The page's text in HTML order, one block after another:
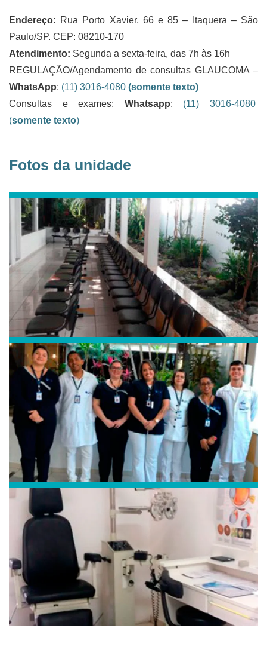
Endereço: Rua Porto Xavier, 66 e 85 – Itaquera – São
Paulo/SP. CEP: 08210-170
Atendimento: Segunda a sexta-feira, das 7h às 16h
REGULAÇÃO/Agendamento de consultas GLAUCOMA –
WhatsApp: (11) 3016-4080 (somente texto)
Consultas e exames: Whatsapp: (11) 3016-4080
(somente texto)
Fotos da unidade